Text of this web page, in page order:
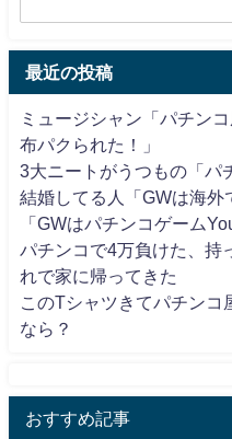
最近の投稿
ミュージシャン「パチン
布パクられた！」
3大ニートがうつもの「パ
結婚してる人「GWは海外
「GWはパチンコゲーム
パチンコで4万負けた、持
れで家に帰ってきた
このTシャツきてパチン
なら？
おすすめ記事